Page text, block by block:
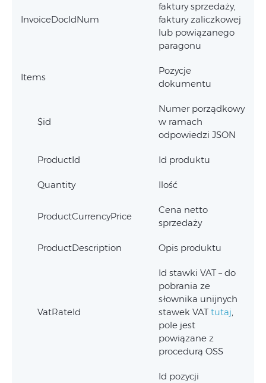
InvoiceDocIdNum
faktury sprzedaży,
faktury zaliczkowej
lub powiązanego
paragonu
Items
Pozycje
dokumentu
$id
Numer porządkowy
w ramach
odpowiedzi JSON
ProductId Id produktu
Quantity Ilość
ProductCurrencyPrice
Cena netto
sprzedaży
ProductDescription Opis produktu
VatRateId
Id stawki VAT – do
pobrania ze
słownika unijnych
stawek VATtutaj,
pole jest
powiązane z
procedurą OSS
Id pozycji